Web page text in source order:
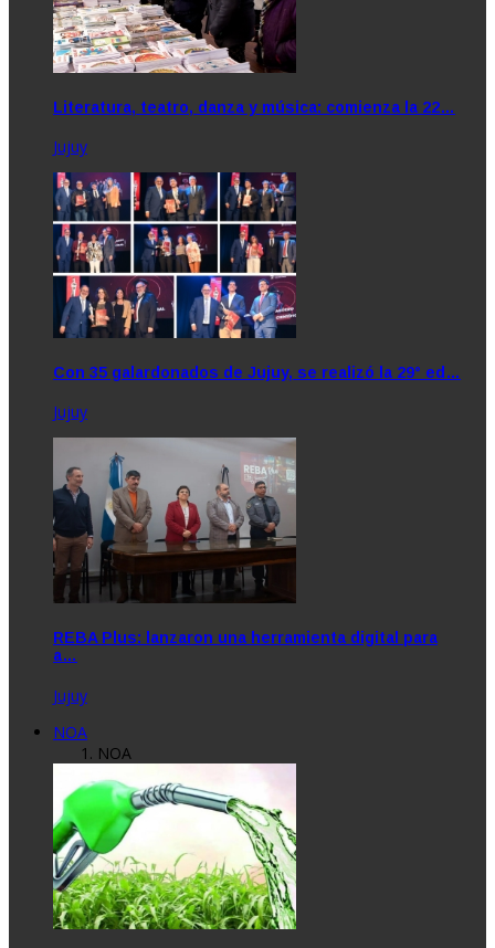
Literatura, teatro, danza y música: comienza la 22…
Jujuy
Con 35 galardonados de Jujuy, se realizó la 29° ed…
Jujuy
REBA Plus: lanzaron una herramienta digital para
a…
Jujuy
NOA
NOA